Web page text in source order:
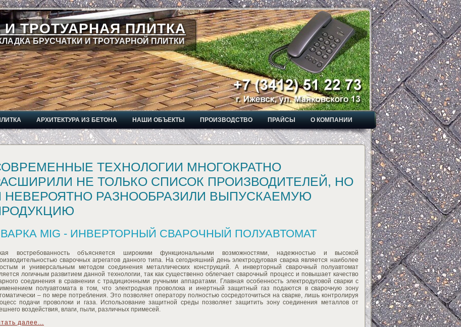
И ТРОТУАРНАЯ ПЛИТКА
БРУСЧАТКИ И ТРОТУАРНОЙ ПЛИТКИ
АРХИТЕКТУРА ИЗ БЕТОНА НАШИ ОБЪЕКТЫ ПРОИЗВОДСТВО ПРАЙСЫ О КОМПАНИИ
ТЕХНОЛОГИИ МНОГОКРАТНО
НЕ ТОЛЬКО СПИСОК ПРОИЗВОДИТЕЛЕЙ, НО
НЕВЕРОЯТНО РАЗНООБРАЗИЛИ ВЫПУСКАЕМУЮ
MIG - ИНВЕРТОРНЫЙ СВАРОЧНЫЙ ПОЛУАВТОМАТ
востребованность объясняется широкими функциональными возможностями, надежностью и высокой
сварочных агрегатов данного типа. На сегодняшний день электродуговая сварка является наиболее
и универсальным методом соединения металлических конструкций. А инверторный сварочный полуавтомат
логичным развитием данной технологии, так как существенно облегчает сварочный процесс и повышает качество
соединения в сравнении с традиционными ручными аппаратами. Главная особенность электродуговой сварки с
полуавтомата в том, что электродная проволока и инертный защитный газ подаются в сварочную зону
– по мере потребления. Это позволяет оператору полностью сосредоточиться на сварке, лишь контролируя
подачи проволоки и газа. Использование защитной среды позволяет защитить зону соединения металлов от
воздействия, влаги, пыли, различных примесей.
далее...